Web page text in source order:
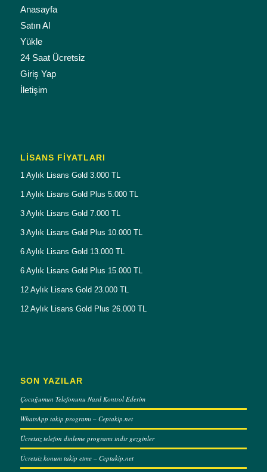
Anasayfa
Satın Al
Yükle
24 Saat Ücretsiz
Giriş Yap
İletişim
LISANS FIYATLARI
1 Aylık Lisans Gold 3.000 TL
1 Aylık Lisans Gold Plus 5.000 TL
3 Aylık Lisans Gold 7.000 TL
3 Aylık Lisans Gold Plus 10.000 TL
6 Aylık Lisans Gold 13.000 TL
6 Aylık Lisans Gold Plus 15.000 TL
12 Aylık Lisans Gold 23.000 TL
12 Aylık Lisans Gold Plus 26.000 TL
SON YAZILAR
Çocuğumun Telefonunu Nasıl Kontrol Ederim
WhatsApp takip programı – Ceptakip.net
Ücretsiz telefon dinleme programı indir gezginler
Ücretsiz konum takip etme – Ceptakip.net